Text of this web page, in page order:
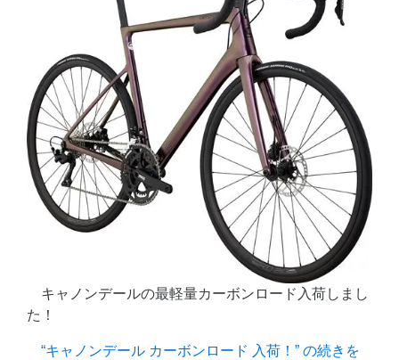
キャノンデールの最軽量カーボンロード入荷しまし
た！
“キャノンデール カーボンロード 入荷！” の続きを